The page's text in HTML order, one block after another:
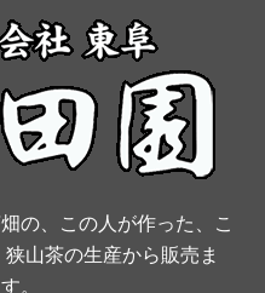
e
の、この人が作った、こ
山茶の生産から販売ま
。